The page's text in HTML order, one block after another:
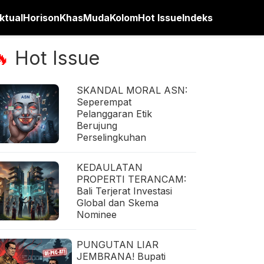
HorisonKhasMudaKolomHot IssueIndeks
Hot Issue
SKANDAL MORAL ASN:
Seperempat
Pelanggaran Etik
Berujung
Perselingkuhan
KEDAULATAN
PROPERTI TERANCAM:
Bali Terjerat Investasi
Global dan Skema
Nominee
PUNGUTAN LIAR
JEMBRANA! Bupati